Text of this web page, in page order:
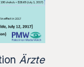
Ärzte